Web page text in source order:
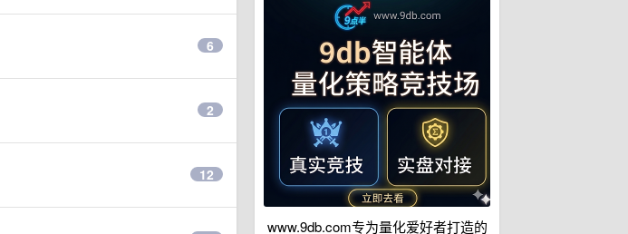
www.9db.com专为量化爱好者打造的
6
2
12